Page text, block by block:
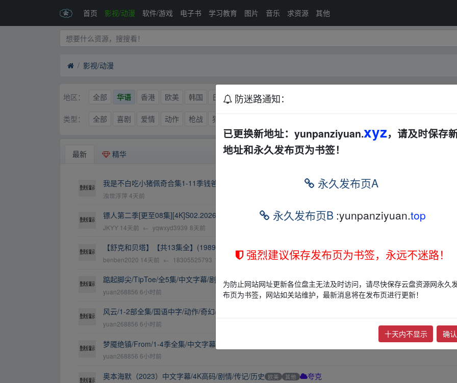
首页 影视/动漫 软件/游戏 电子书 学习教育 图片 音乐 求资源 其他
影视/动漫
地区： 全部 华语 香港 欧美 韩国 日本 印度 其他
类型： 全部 喜剧 爱情 动作 枪战 犯罪
最新 精华
我是不白吃小猪佩奇合集1-11季钱爸合集 夸克
浊世浮萍 4天前
镖人第二季[更至08集][4K]S02.2026.2160P.JKYY[0.4G/集] 华语 动漫 BD 夸克
JKYY 14天前 ← yqwxyd3939 8天前
【舒克和贝塔】【共13集全】(1989).高清4K修复..【4K动画】【内嵌中字】 华语 动漫 其他
benben2020 14天前 ← 18305525793
踮起脚尖/TipToe/全5集/中文字幕/剧情/惊悚 欧美 其他 电视剧 夸克
yuan268856 6小时前
风云/1-2部全集/国语中字/动作/奇幻/武侠/赵文卓/何润东
yuan268856 6小时前
梦魇绝镇/From/1-4季全集/中文字幕/剧情/科幻/悬疑
yuan268856 6小时前
奥本海默（2023）中文字幕/4K高码/剧情/传记/历史 欧美 其他 夸克
防迷路通知：
已更换新地址：yunpanziyuan.xyz，请及时保存
地址和永久发布页为书签！
永久发布页A
永久发布页B :yunpanziyuan.top
强烈建议保存发布页为书签，永远不迷路！
为防止网站网址更新各位盘主无法及时访问，请尽快保存云盘资源网永久
布页为书签，网站如关站维护，最新消息将在发布页进行更新！
十天内不显示 确认